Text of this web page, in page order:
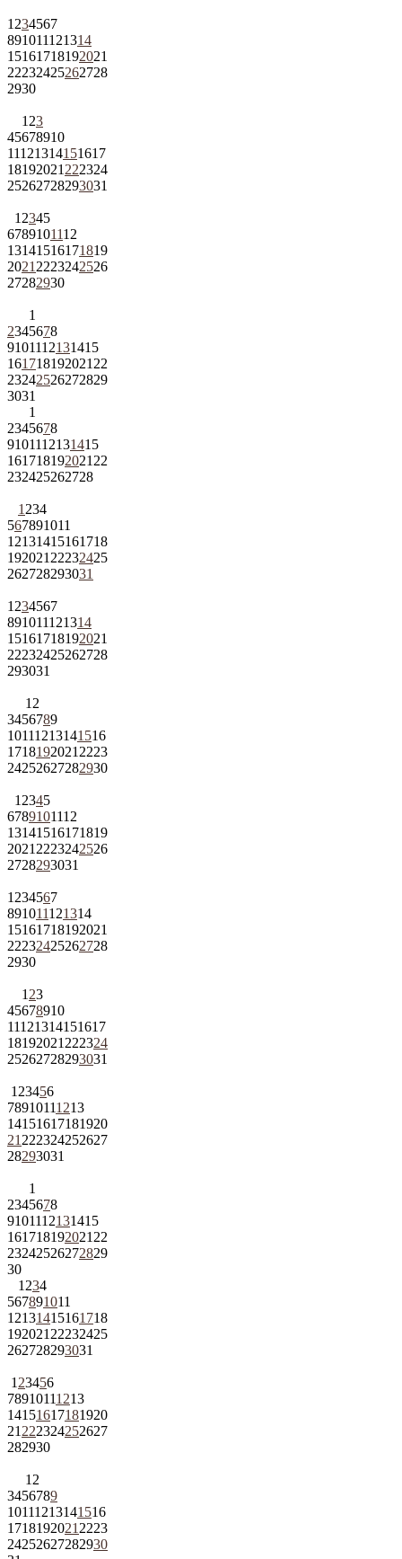
1 234567
891011121314
15161718192021
22232425262728
2930
1 23
45678910
11121314151617
18192021 222324
25262728293031
1 2345
6789101112
13141516171819
2021 2223242526
27282930
1
2345678
9101112131415
161718192021 22
23242526272829
3031
1
2345678
9101112131415
161718192021 22
232425262728
1 234
567891011
12131415161718
192021 22232425
262728293031
1 234567
891011121314
15161718192021
22232425262728
293031
1 2
3456789
10111213141516
1718192021 2223
24252627282930
1 2345
6789101112
13141516171819
2021 2223242526
2728293031
1 234567
891011121314
15161718192021
22232425262728
2930
1 23
45678910
11121314151617
18192021 222324
25262728293031
1 23456
78910111213
14151617181920
21 222324252627
28293031
1
2345678
9101112131415
161718192021 22
23242526272829
30
1 234
567891011
12131415161718
192021 22232425
262728293031
1 23456
78910111213
14151617181920
21 222324252627
282930
1 2
3456789
10111213141516
1718192021 2223
24252627282930